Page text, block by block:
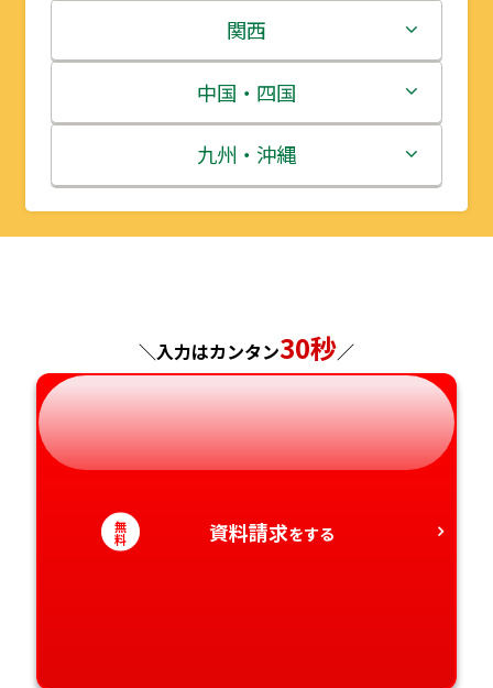
岩手県
宮城県
秋田県
山形県
栃木県
群馬県
埼玉県
千葉県
神奈川県
新潟県
富山県
石川県
福井県
岐阜県
静岡県
愛知県
関西
三重県
滋賀県
京都府
奈良県
和歌山県
中国・四国
鳥取県
島根県
山口県
徳島県
香川県
九州・沖縄
福岡県
長崎県
熊本県
大分県
宮崎県
＼入力はカンタン30秒／
無
料 資料請求をする